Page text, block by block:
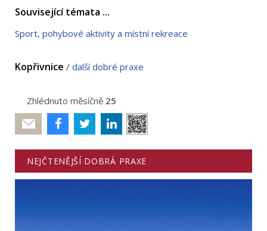
Související témata ...
Sport, pohybové aktivity a místní rekreace
Kopřivnice / další dobré praxe
Zhlédnuto měsíčně 25
Poslat
NEJČTENĚJŠÍ DOBRÁ PRAXE